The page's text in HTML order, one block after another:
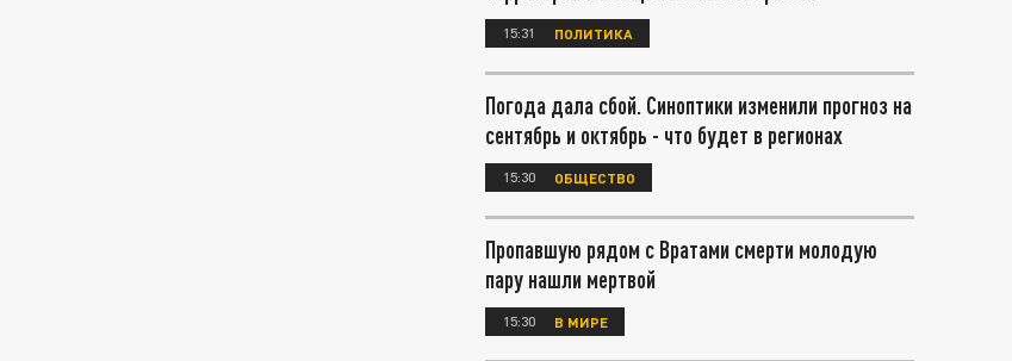
15:31 ПОЛИТИКА
Погода дала сбой. Синоптики изменили прогноз на
сентябрь и октябрь - что будет в регионах
15:30 ОБЩЕСТВО
Пропавшую рядом с Вратами смерти молодую
пару нашли мертвой
15:30 В МИРЕ